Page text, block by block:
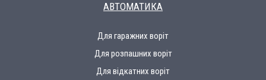
АВТОМАТИКА
Для гаражних воріт
Для розпашних воріт
Для відкатних воріт